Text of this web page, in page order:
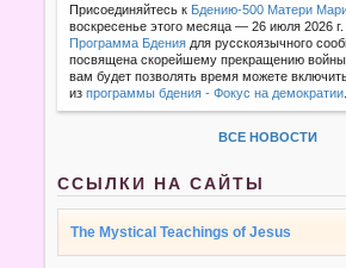
Присоединяйтесь к Бдению-500 Матери
воскресенье этого месяца — 26 июля 2026 г.
Программа Бдения для русскоязычного
посвящена скорейшему прекращению
вам будет позволять время можете
изпрограммы бдения - Фокус на демократии
ВСЕ НОВОСТИ
ССЫЛКИ НА САЙТЫ
The Mystical Teachings of Jesus